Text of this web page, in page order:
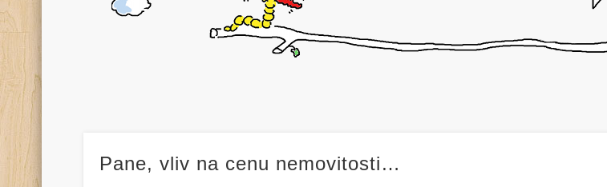
Pane, vliv na cenu nemovitosti…